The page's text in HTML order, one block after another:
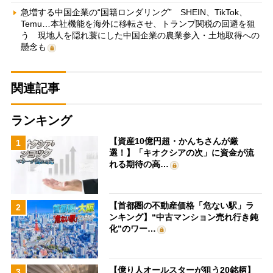
急増する中国企業の“国籍ロンダリング” SHEIN、TikTok、
Temu…本社機能を海外に移転させ、トランプ関税の回避を狙
う 現地人を隠れ蓑にした中国企業の農業参入・土地取得への
懸念も
関連記事
ランキング
1
【資産10億円超・かんちさんが厳
選！】「キオクシアの次」に資金が流
れる期待の高…
2
【首都圏の不動産価格「危ない駅」ラ
ンキング】“中古マンション売れ行き鈍
化”のワー…
【億り人オールスターが狙う20銘柄】